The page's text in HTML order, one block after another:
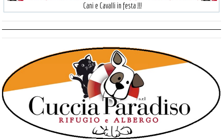
Cani e Cavalli in festa !!!